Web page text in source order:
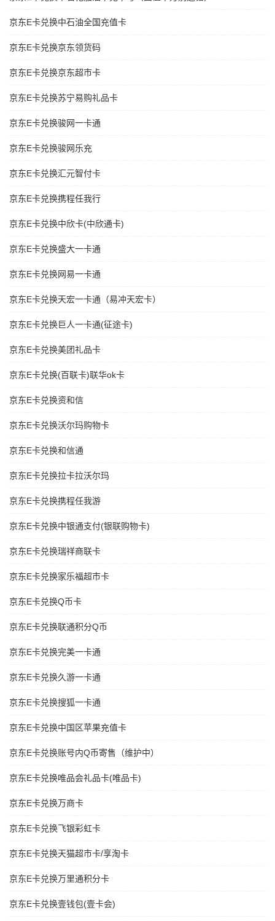
京东E卡兑换中石油全国充值卡
京东E卡兑换京东领货码
京东E卡兑换京东超市卡
京东E卡兑换苏宁易购礼品卡
京东E卡兑换骏网一卡通
京东E卡兑换骏网乐充
京东E卡兑换汇元智付卡
京东E卡兑换携程任我行
京东E卡兑换中欣卡(中欣通卡)
京东E卡兑换盛大一卡通
京东E卡兑换网易一卡通
京东E卡兑换天宏一卡通（易冲天宏卡）
京东E卡兑换巨人一卡通(征途卡)
京东E卡兑换美团礼品卡
京东E卡兑换(百联卡)联华ok卡
京东E卡兑换资和信
京东E卡兑换沃尔玛购物卡
京东E卡兑换和信通
京东E卡兑换拉卡拉沃尔玛
京东E卡兑换携程任我游
京东E卡兑换中银通支付(银联购物卡)
京东E卡兑换瑞祥商联卡
京东E卡兑换家乐福超市卡
京东E卡兑换Q币卡
京东E卡兑换联通积分Q币
京东E卡兑换完美一卡通
京东E卡兑换久游一卡通
京东E卡兑换搜狐一卡通
京东E卡兑换中国区苹果充值卡
京东E卡兑换账号内Q币寄售（维护中）
京东E卡兑换唯品会礼品卡(唯品卡)
京东E卡兑换万商卡
京东E卡兑换飞银彩虹卡
京东E卡兑换天猫超市卡/享淘卡
京东E卡兑换万里通积分卡
京东E卡兑换壹钱包(壹卡会)